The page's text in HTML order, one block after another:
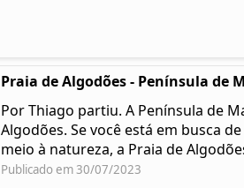
Praia de Algodões - Península de
Por Thiago partiu. A Península de
Algodões. Se você está em busca
meio à natureza, a Praia de
Publicado em 30/07/2023